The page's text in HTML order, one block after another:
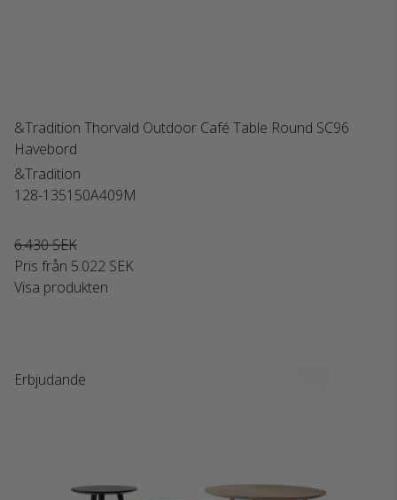
&Tradition Thorvald Outdoor Café Table Round SC96
Havebord
&Tradition
128-135150A409M
6.430 SEK
Pris från 5.022 SEK
Visa produkten
Erbjudande